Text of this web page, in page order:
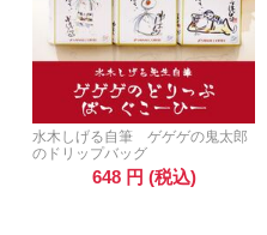
水木しげる自筆 ゲゲゲの鬼太郎
のドリップバッグ
648 円 (税込)